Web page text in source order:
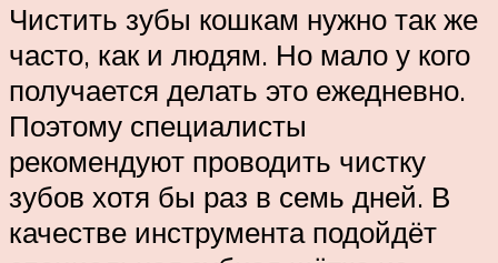
Чистить зубы кошкам нужно так же
часто, как и людям. Но мало у кого
получается делать это ежедневно.
Поэтому специалисты
рекомендуют проводить чистку
зубов хотя бы раз в семь дней. В
качестве инструмента подойдёт